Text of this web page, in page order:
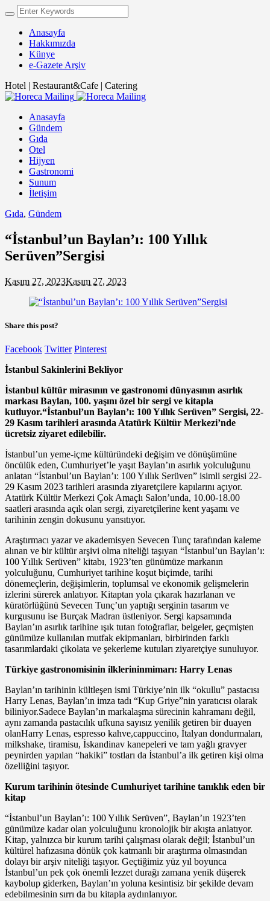
Anasayfa
Hakkımızda
Künye
e-Gazete Arşiv
Hotel | Restaurant&Cafe | Catering
Anasayfa
Gündem
Gıda
Otel
Hijyen
Gastronomi
Sunum
İletişim
Gıda, Gündem
“İstanbul’un Baylan’ı: 100 Yıllık
Serüven”Sergisi
Kasım 27, 2023Kasım 27, 2023
Share this post?
Facebook Twitter Pinterest
İstanbul Sakinlerini Bekliyor
İstanbul kültür mirasının ve gastronomi dünyasının asırlık
markası Baylan, 100. yaşını özel bir sergi ve kitapla
kutluyor.“İstanbul’un Baylan’ı: 100 Yıllık Serüven” Sergisi, 22-
29 Kasım tarihleri arasında Atatürk Kültür Merkezi’nde
ücretsiz ziyaret edilebilir.
İstanbul’un yeme-içme kültüründeki değişim ve dönüşümüne
öncülük eden, Cumhuriyet’le yaşıt Baylan’ın asırlık yolculuğunu
anlatan “İstanbul’un Baylan’ı: 100 Yıllık Serüven” isimli sergisi 22-
29 Kasım 2023 tarihleri arasında ziyaretçilere kapılarını açıyor.
Atatürk Kültür Merkezi Çok Amaçlı Salon’unda, 10.00-18.00
saatleri arasında açık olan sergi, ziyaretçilerine kent yaşamı ve
tarihinin zengin dokusunu yansıtıyor.
Araştırmacı yazar ve akademisyen Sevecen Tunç tarafından kaleme
alınan ve bir kültür arşivi olma niteliği taşıyan “İstanbul’un Baylan’ı:
100 Yıllık Serüven” kitabı, 1923’ten günümüze markanın
yolculuğunu, Cumhuriyet tarihine koşut biçimde, tarihi
dönemeçlerin, değişimlerin, toplumsal ve ekonomik gelişmelerin
izlerini sürerek anlatıyor. Kitaptan yola çıkarak hazırlanan ve
küratörlüğünü Sevecen Tunç’un yaptığı serginin tasarım ve
kurgusunu ise Burçak Madran üstleniyor. Sergi kapsamında
Baylan’ın asırlık tarihine ışık tutan fotoğraflar, belgeler, geçmişten
günümüze kullanılan mutfak ekipmanları, birbirinden farklı
tasarımlardaki çikolata ve şekerleme kutuları ziyaretçiye sunuluyor.
Türkiye gastronomisinin ilklerininmimarı: Harry Lenas
Baylan’ın tarihinin kültleşen ismi Türkiye’nin ilk “okullu” pastacısı
Harry Lenas, Baylan’ın imza tadı “Kup Griye”nin yaratıcısı olarak
biliniyor.Sadece Baylan’ın markalaşma sürecinin kahramanı değil,
aynı zamanda pastacılık ufkuna sayısız yenilik getiren bir duayen
olanHarry Lenas, espresso kahve,cappuccino, İtalyan dondurmaları,
milkshake, tiramisu, İskandinav kanepeleri ve tam yağlı gravyer
peynirden yapılan “hakiki” tostları da İstanbul’a ilk getiren kişi olma
özelliğini taşıyor.
Kurum tarihinin ötesinde Cumhuriyet tarihine tanıklık eden bir
kitap
“İstanbul’un Baylan’ı: 100 Yıllık Serüven”, Baylan’ın 1923’ten
günümüze kadar olan yolculuğunu kronolojik bir akışta anlatıyor.
Kitap, yalnızca bir kurum tarihi çalışması olarak değil; İstanbul’un
kültürel hafızasına dönük çok katmanlı bir araştırma olmasından
dolayı bir arşiv niteliği taşıyor. Geçtiğimiz yüz yıl boyunca
İstanbul’un pek çok önemli lezzet durağı zamana yenik düşerek
kaybolup giderken, Baylan’ın yoluna kesintisiz bir şekilde devam
edebilmesinin sırrı da bu kitapla aydınlanıyor.